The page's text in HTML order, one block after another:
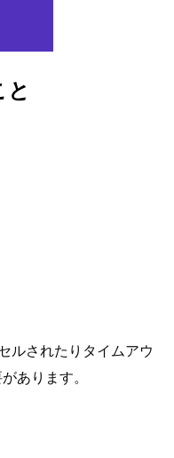
ルされたりタイムアウ
あります。